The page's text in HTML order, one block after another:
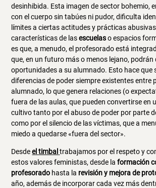
desinhibida. Esta imagen de sector bohemio,
con el cuerpo sin tabúes ni pudor, dificulta
límites a ciertas actitudes y prácticas
características de lasescuelaso espacios
es que, a menudo, el profesorado está
que, en un futuro más o menos lejano,
oportunidades a su alumnado. Esto hace que
diferencias de poder siempre existentes entre
alumnado, lo que genera relaciones (o
fuera de las aulas, que pueden convertirse en
cultivo tanto por el abuso de poder por parte
como por el silencio de las víctimas, que a
miedo a quedarse «fuera del sector».
Desdeel timbal trabajamos por el respeto y
estos valores feministas, desde laformación
profesorado hasta la revisión y mejora de
año, además de incorporar cada vez más